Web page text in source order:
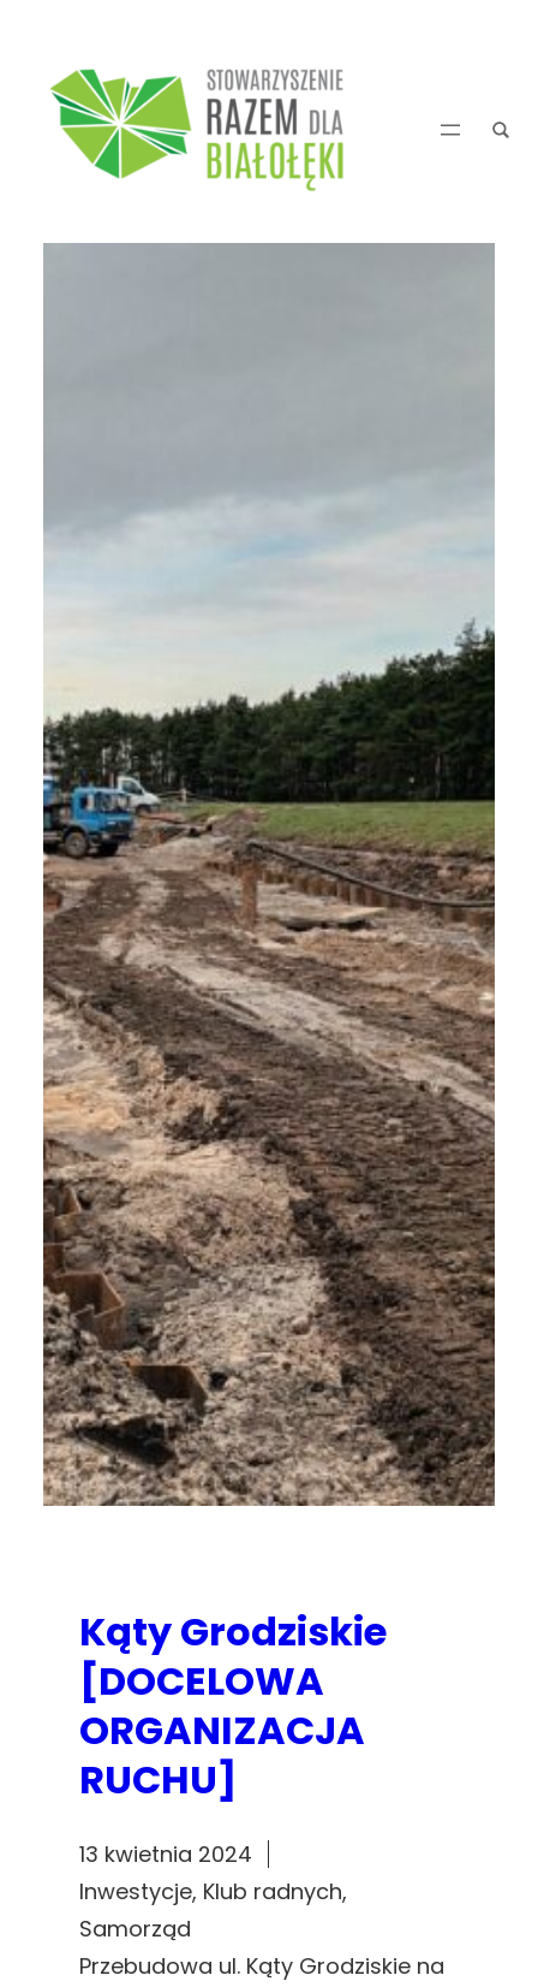
treści
Kąty Grodziskie
[DOCELOWA
ORGANIZACJA
RUCHU]
13 kwietnia 2024
Inwestycje, Klub radnych
Samorząd
Przebudowa ul. Kąty Grodziskie na